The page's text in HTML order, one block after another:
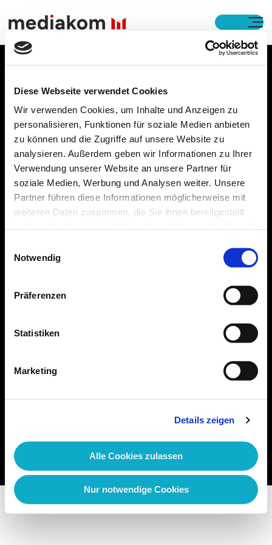
Diese Webseite verwendet Cookies
Wir verwenden Cookies, um Inhalte und Anzeigen zu
personalisieren, Funktionen für soziale Medien anbieten
zu können und die Zugriffe auf unsere Website zu
analysieren. Außerdem geben wir Informationen zu Ihrer
Verwendung unserer Website an unsere Partner für
soziale Medien, Werbung und Analysen weiter. Unsere
Partner führen diese Informationen möglicherweise mit
weiteren Daten zusammen, die Sie ihnen bereitgestellt
unsererDatenschutzerklärung
Notwendig
Präferenzen
Statistiken
Marketing
Details zeigen
Alle Cookies zulassen
Nur notwendige Cookies
Open
Footer
Expertise
Business Services
Output Solutions
Digital Solutions
Stellenangebote
Über uns
Impressum
Datenschutzhinweis Kunden